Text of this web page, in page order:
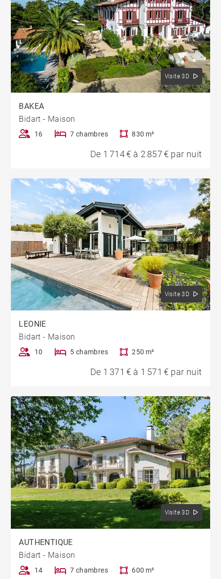
Visite 3D
BAKEA
Bidart - Maison
16 7 chambres 830 m²
De 1 714 € à 2 857 € par nuit
Visite 3D
LEONIE
Bidart - Maison
10 5 chambres 250 m²
De 1 371 € à 1 571 € par nuit
Visite 3D
AUTHENTIQUE
Bidart - Maison
14 7 chambres 600 m²